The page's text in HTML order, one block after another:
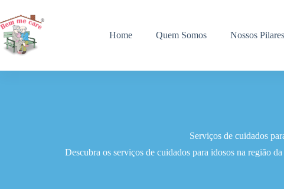
para
o
conteúdo
Home Quem Somos Nossos Pilares
Serviços de cuidados
Descubra os serviços de cuidados para idosos na região